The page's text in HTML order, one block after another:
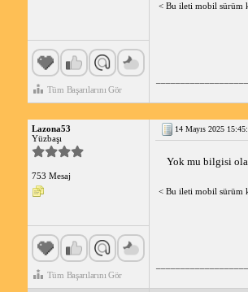
Tüm Başarılarını Gör
< Bu ileti mobil sürüm
Lazona53
Yüzbaşı
753 Mesaj
Tüm Başarılarını Gör
14 Mayıs 2025
Yok mu bilgisi
< Bu ileti mobil sürüm